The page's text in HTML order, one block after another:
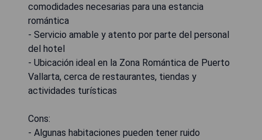
comodidades necesarias para una estancia
romántica
- Servicio amable y atento por parte del personal
del hotel
- Ubicación ideal en la Zona Romántica de Puerto
Vallarta, cerca de restaurantes, tiendas y
actividades turísticas
Cons:
- Algunas habitaciones pueden tener ruido